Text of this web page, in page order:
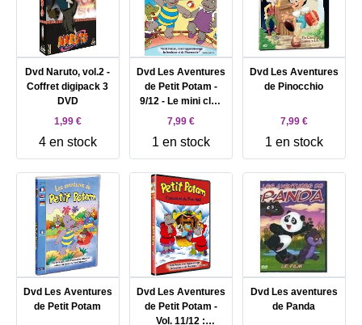
Dvd Naruto, vol.2 -
Coffret digipack 3
DVD
1,99 €
4 en stock
Dvd Les Aventures
de Petit Potam -
9/12 - Le mini club
de Barbotam
7,99 €
1 en stock
Dvd Les Aventures
de Pinocchio
7,99 €
1 en stock
Dvd Les Aventures
de Petit Potam
Dvd Les Aventures
de Petit Potam -
Vol. 11/12 :
Dvd Les aventures
de Panda